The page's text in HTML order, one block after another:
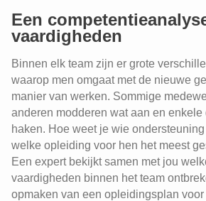
Een
vaardigheden
Binnen elk team zijn er grote
waarop men omgaat met de nieuwe
manier van werken. Sommige
anderen modderen wat aan en enkele
haken. Hoe weet je wie
welke opleiding voor hen het meest
Een expert bekijkt samen met jou
vaardigheden binnen het team
opmaken van een opleidingsplan
omgeving?
Werkinstructies en kennisoverdracht
Onderzoek en ontwikkeling over
digitalisering